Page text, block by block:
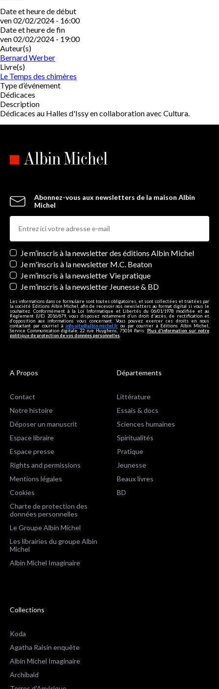
Date et heure de début
ven 02/02/2024 - 16:00
Date et heure de fin
ven 02/02/2024 - 19:00
Auteur(s)
Bernard Werber
Livre(s)
Le Temps des chimères
Type d’événement
Dédicaces
Description
Dédicaces au Halles d'Issy en collaboration avec Cultura.
Abonnez-vous aux newsletters de la maison Albin
Michel
Newsletters
Je m’inscris à la newsletter des éditions Albin Michel
Je m'inscris à la newsletter M.C. Beaton
Je m’inscris à la newsletter Vie pratique
Je m’inscris à la newsletter Jeunesse & BD
Les informations dans ce formulaire sont toutes obligatoires, et sont collectées et traitées par
la société Editions Albin Michel, afin de recevoir nos newsletters au format digital si vous le
souhaitez. Conformément à la Loi Informatique et Libertés du 06/01/1978 modifiée et au
Règlement (UE) 2016/679, vous disposez notamment d'un droit d'accès, de rectification et
d’opposition aux informations vous concernant. Vous pouvez exercer ces droits en nous
contactant par courriel à info-site@albin-michel.fr ou par courrier à Editions Albin Michel,
Service Communication digitale, 22 rue Huyghens, 75014 Paris. Plus d’information sur notre
politique de protection de vos données personnelles
A Propos
Contact
Notre histoire
Déposer un manuscrit
Espace libraire
Espace presse
Rights and permissions
Mentions légales
Cookies
Charte de protection des
données personnelles
Le Groupe Albin Michel
Les librairies du groupe Albin
Michel
Albin Michel Imaginaire
Départements
Littérature
Essais & docs
Sciences humaines
Spiritualités
Pratique
Jeunesse
Beaux livres
BD
Collections
Koda
Agatha Raisin enquête
Albin Michel Imaginaire
Archibald